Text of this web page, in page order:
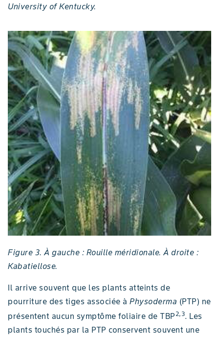
University of Kentucky.
Figure 3. À gauche : Rouille méridionale. À droite :
Kabatiellose.
Il arrive souvent que les plants atteints de
pourriture des tiges associée à Physoderma (PTP) ne
présentent aucun symptôme foliaire de TBP2,3. Les
plants touchés par la PTP conservent souvent une